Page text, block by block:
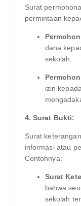
Surat
permintaan
dana
sekolah.
izin
4. Surat Bukti:
Surat
informasi atau
Contohnya:
Surat
bahwa
sekolah